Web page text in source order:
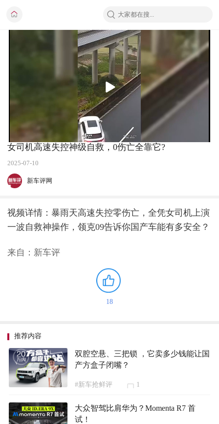
播
放
女司机高速失控神级自救，0伤亡全靠它?
2025-07-10
新车评网
视频详情：暴雨天高速失控零伤亡，全凭女司机上演
一波自救神操作，领克09告诉你国产车能有多安全？
来自：新车评
18
推荐内容
双腔空悬、三把锁 ，它卖多少钱能让国
产方盒子闭嘴？
#新车抢鲜评 1
大众智驾比肩华为？Momenta R7 首
试！